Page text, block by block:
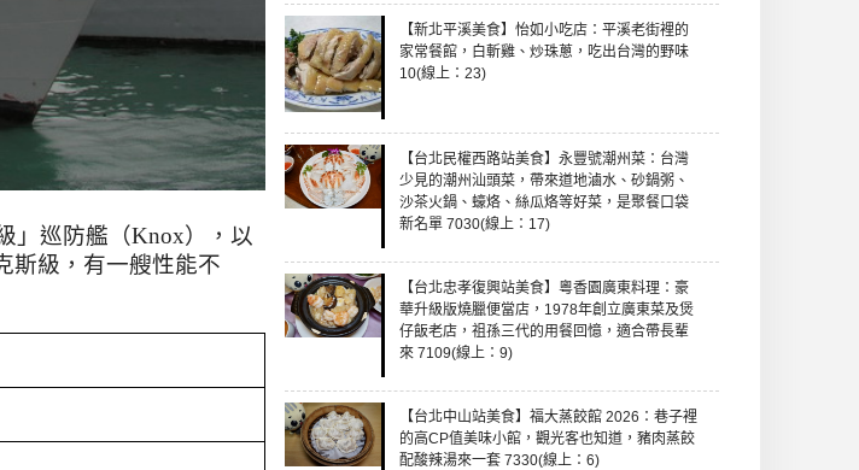
」 巡防艦 （Knox）， 以
斯級，有一艘性能不
【新北平溪美食】怡如小吃店：平溪老街裡的
家常餐館，白斬雞、炒珠蔥，吃出台灣的野味
10(線上：23)
【台北民權西路站美食】永豐號潮州菜：台灣
少見的潮州汕頭菜，帶來道地滷水、砂鍋粥、
沙茶火鍋、蠔烙、絲瓜烙等好菜，是聚餐口袋
新名單 7030(線上：17)
【台北忠孝復興站美食】粵香園廣東料理：豪
華升級版燒臘便當店，1978年創立廣東菜及煲
仔飯老店，祖孫三代的用餐回憶，適合帶長輩
來 7109(線上：9)
【台北中山站美食】福大蒸餃館 2026：巷子裡
的高CP值美味小館，觀光客也知道，豬肉蒸餃
配酸辣湯來一套 7330(線上：6)